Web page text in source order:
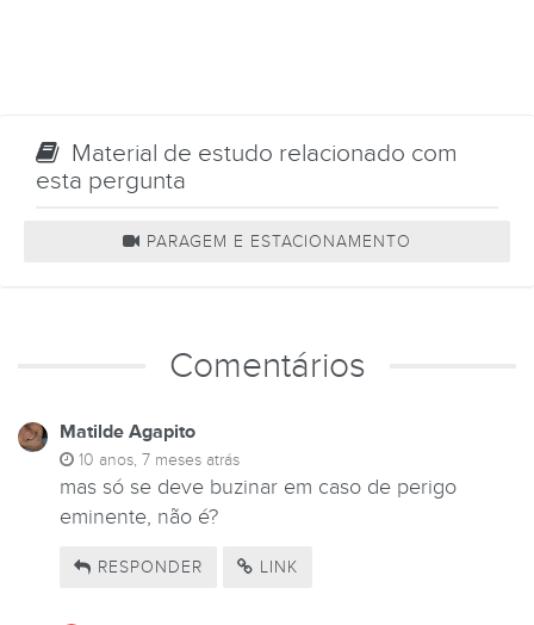
Material de estudo relacionado com
esta pergunta
PARAGEM E ESTACIONAMENTO
Comentários
Matilde Agapito
10 anos, 7 meses atrás
mas só se deve buzinar em caso de perigo
eminente, não é?
RESPONDER LINK